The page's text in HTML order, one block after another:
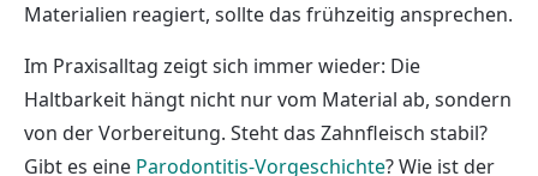
Materialien reagiert, sollte das frühzeitig ansprechen.
Im Praxisalltag zeigt sich immer wieder: Die
Haltbarkeit hängt nicht nur vom Material ab, sondern
von der Vorbereitung. Steht das Zahnfleisch stabil?
Gibt es eine Parodontitis-Vorgeschichte? Wie ist der